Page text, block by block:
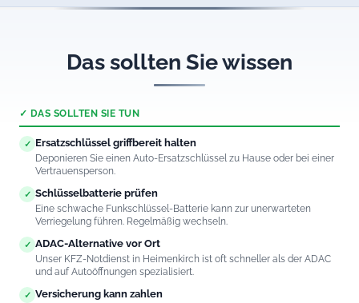
Das sollten Sie wissen
✓ DAS SOLLTEN SIE TUN
✓ Ersatzschlüssel griffbereit halten
Deponieren Sie einen Auto-Ersatzschlüssel zu Hause oder bei einer
Vertrauensperson.
✓ Schlüsselbatterie prüfen
Eine schwache Funkschlüssel-Batterie kann zur unerwarteten
Verriegelung führen. Regelmäßig wechseln.
✓ ADAC-Alternative vor Ort
Unser KFZ-Notdienst in Heimenkirch ist oft schneller als der ADAC
und auf Autoöffnungen spezialisiert.
✓ Versicherung kann zahlen